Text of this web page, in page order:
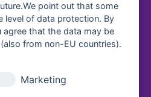
point out that some
level of data protection. By
that the data may be
from non-EU countries).
Marketing